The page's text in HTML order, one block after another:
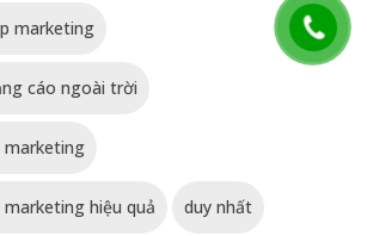
marketing
cáo ngoài trời
marketing
hiệu quả duy nhất